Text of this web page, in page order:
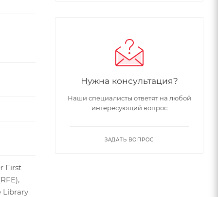
First
Library
Нужна консультация?
Наши специалисты ответят на любой
интересующий вопрос
ЗАДАТЬ ВОПРОС